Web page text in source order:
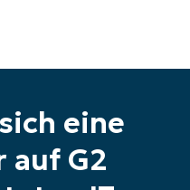
eine
auf G2
voller Zugriff auf